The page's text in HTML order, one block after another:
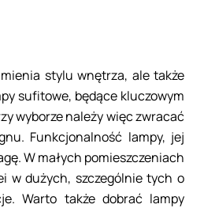
stylu wnętrza, ale także
sufitowe, będące kluczowym
wyborze należy więc zwracać
Funkcjonalność lampy, jej
W małych pomieszczeniach
w dużych, szczególnie tych o
Warto także dobrać lampy